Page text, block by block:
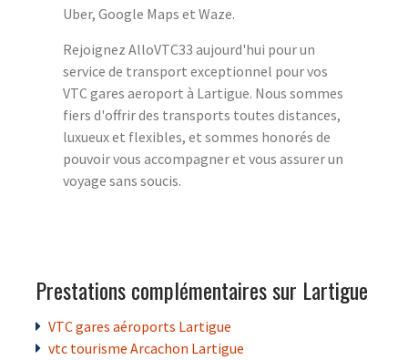
Uber, Google Maps et Waze.
Rejoignez AlloVTC33 aujourd'hui pour un
service de transport exceptionnel pour vos
VTC gares aeroport à Lartigue. Nous sommes
fiers d'offrir des transports toutes distances,
luxueux et flexibles, et sommes honorés de
pouvoir vous accompagner et vous assurer un
voyage sans soucis.
Prestations complémentaires sur Lartigue
VTC gares aéroports Lartigue
vtc tourisme Arcachon Lartigue